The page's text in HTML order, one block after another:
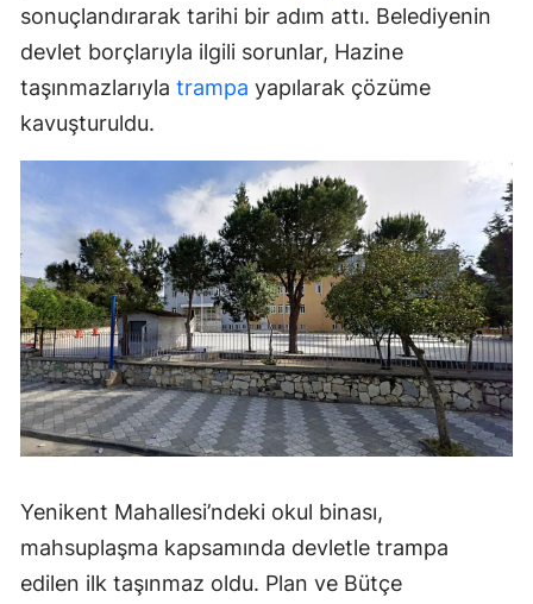
sonuçlandırarak tarihi bir adım attı. Belediyenin
devlet borçlarıyla ilgili sorunlar, Hazine
taşınmazlarıyla trampa yapılarak çözüme
kavuşturuldu.
Yenikent Mahallesi’ndeki okul binası,
mahsuplaşma kapsamında devletle trampa
edilen ilk taşınmaz oldu. Plan ve Bütçe